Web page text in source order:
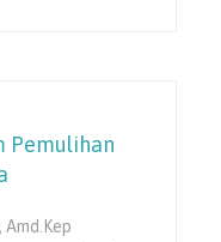
Pemulihan
Amd.Kep